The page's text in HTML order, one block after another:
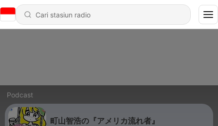
Podcast
町山智浩の『アメリカ流れ者』